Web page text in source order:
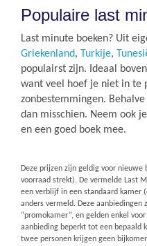
Populaire last
Last minute boeken? Uit
Griekenland, Turkije,
populairst zijn. Ideaal
want veel hoef je niet in te
zonbestemmingen.
dan misschien. Neem ook
en een goed boek mee.
Deze prijzen zijn geldig voor nieuwe
voorraad strekt). De vermelde Last
een verblijf in een standaard kamer
anders vermeld. Deze
“promokamer”, en gelden enkel
aanbieding beperkt tot een bepaald
twee personen krijgen geen